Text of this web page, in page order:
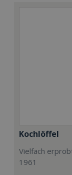
Kochlöffel
Vielfach
1961